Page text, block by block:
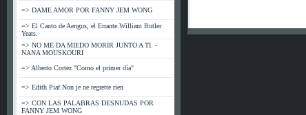
=> DAME AMOR POR FANNY JEM WONG
=> El Canto de Aengus, el Errante.William Butler
Yeats.
=> NO ME DA MIEDO MORIR JUNTO A TI. -
NANA MOUSKOURI
=> Alberto Cortez "Como el primer día"
=> Edith Piaf Non je ne regrette rien
=> CON LAS PALABRAS DESNUDAS POR
FANNY JEM WONG